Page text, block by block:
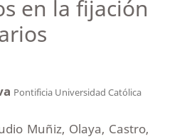
en la fijación
Pontificia Universidad Católica
Muñiz, Olaya, Castro,